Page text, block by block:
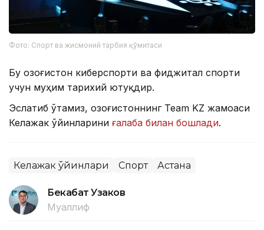
Фото: Спорт ва жисмоний тарбия қўмитаси
Бу Қозоғистон киберспорти ва фиджитал спорти
учун муҳим тарихий ютуқдир.
Эслатиб ўтамиз, Қозоғистоннинг Team KZ жамоаси
Келажак ўйинларини ғалаба билан бошлади.
Келажак ўйинлари Спорт Астана
Бекабат Узаков
Муаллиф